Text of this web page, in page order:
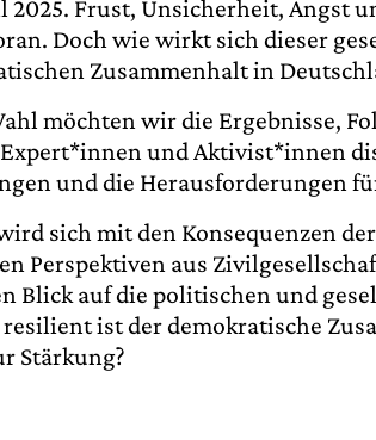
2025. Frust, Unsicherheit, Angst
Doch wie wirkt sich dieser
Zusammenhalt in
möchten wir die Ergebnisse,
und Aktivist*innen
und die Herausforderungen
sich mit den Konsequenzen
Perspektiven aus
Blick auf die politischen und
ist der demokratische
Stärkung?